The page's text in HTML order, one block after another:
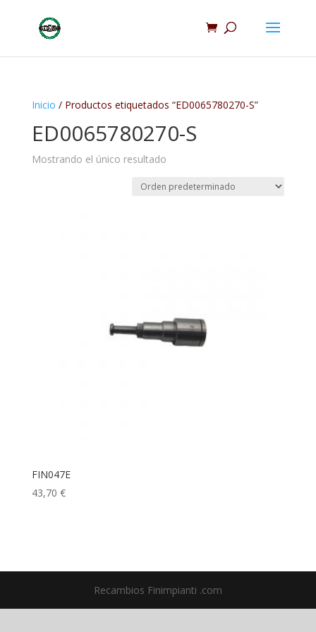
Inicio / Productos etiquetados “ED0065780270-S”
ED0065780270-S
Mostrando el único resultado
FIN047E
43,70 €
Recambios Finimpianti .com